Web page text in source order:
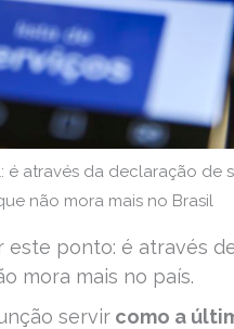
através da declaração de
não mora mais no Brasil
este ponto: é através
mora mais no país.
servir como a